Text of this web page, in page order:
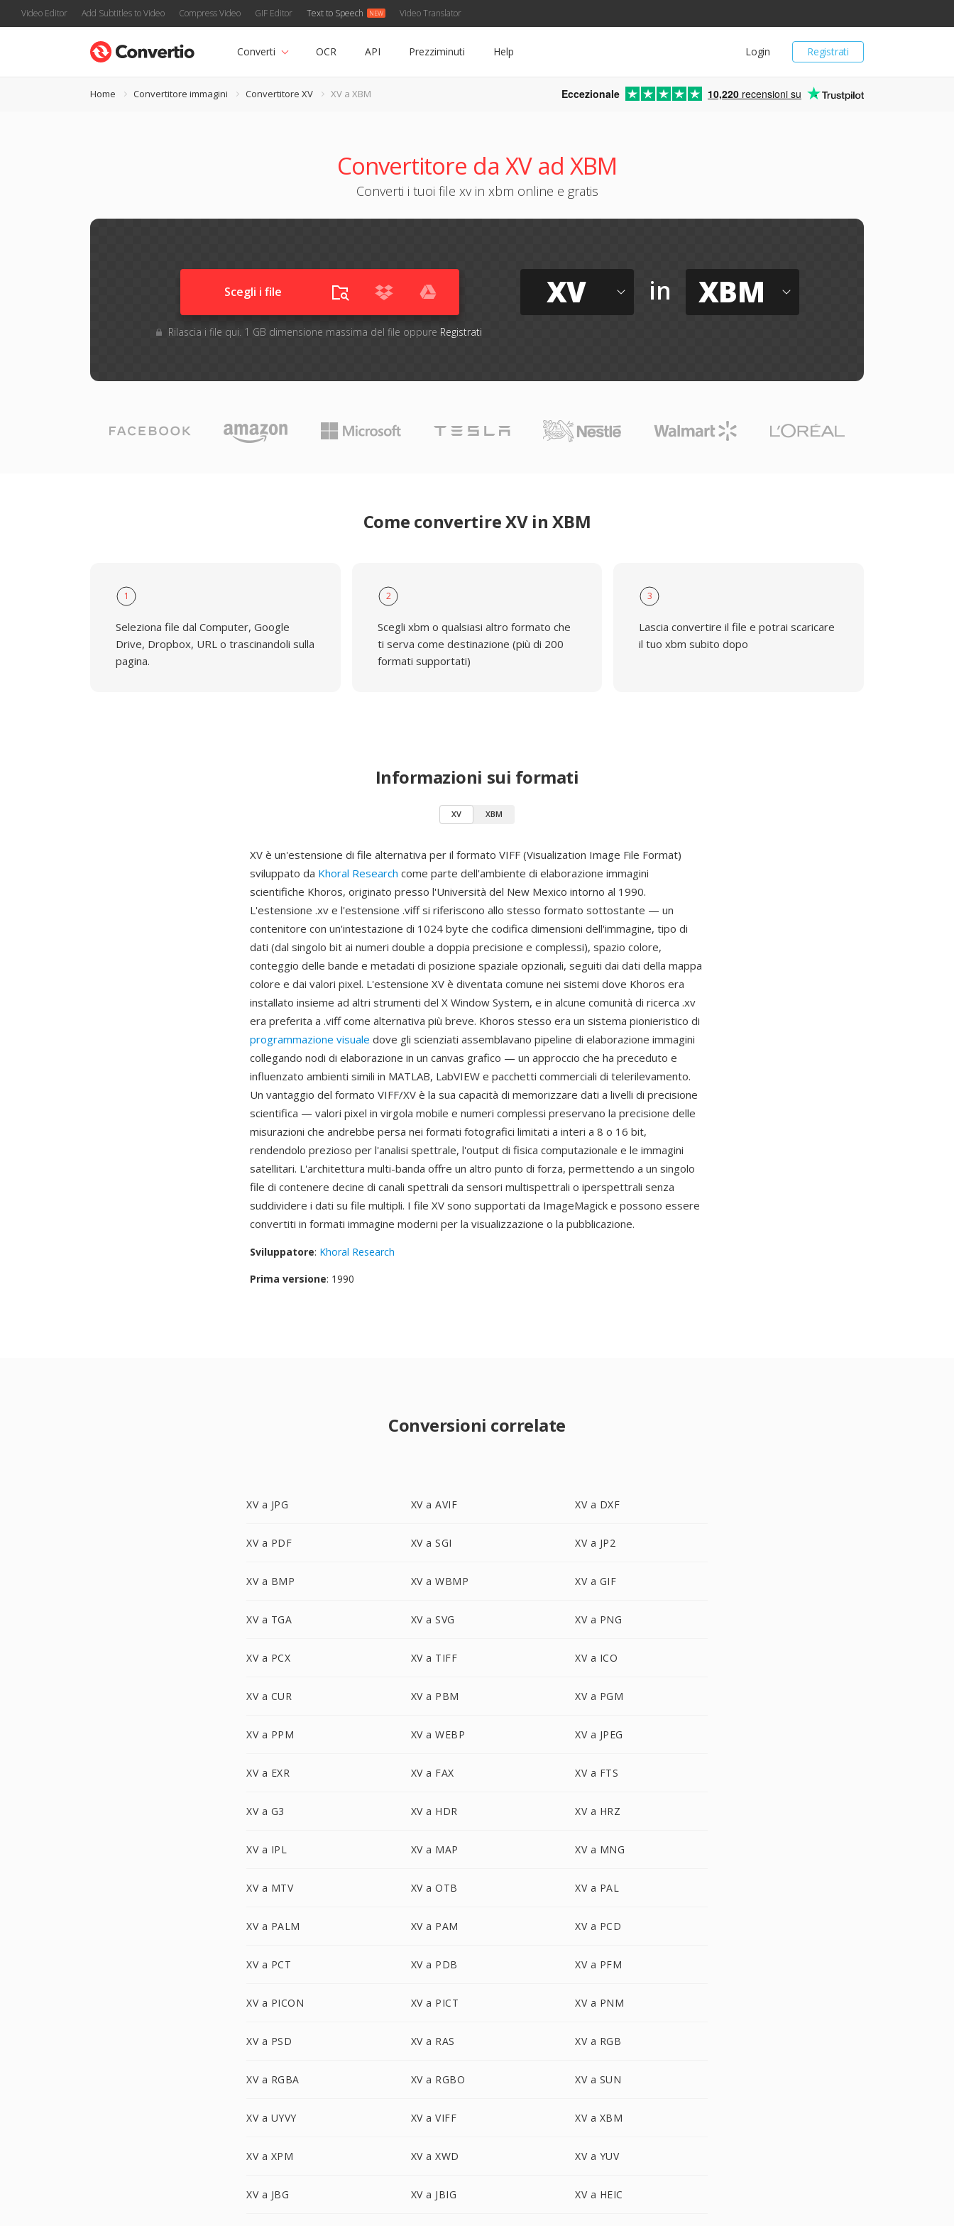
Video Editor Add Subtitles to Video Compress Video GIF Editor Text to Speech Video Translator
Registrati
Login
Converti OCR API Prezziminuti Help
Home Convertitore immagini Convertitore XV XV a XBM Eccezionale 10,220 recensioni su
Convertitore da XV ad XBM
Converti i tuoi file xv in xbm online e gratis
Scegli i file
Rilascia i file qui. 1 GB dimensione massima del file oppure Registrati
XV in XBM
Come convertire XV in XBM
1
Seleziona file dal Computer, Google
Drive, Dropbox, URL o trascinandoli sulla
pagina.
2
Scegli xbm o qualsiasi altro formato che
ti serva come destinazione (più di 200
formati supportati)
3
Lascia convertire il file e potrai scaricare
il tuo xbm subito dopo
Informazioni sui formati
XV XBM
XV è un'estensione di file alternativa per il formato VIFF (Visualization Image File Format)
sviluppato da Khoral Research come parte dell'ambiente di elaborazione immagini
scientifiche Khoros, originato presso l'Università del New Mexico intorno al 1990.
L'estensione .xv e l'estensione .viff si riferiscono allo stesso formato sottostante — un
contenitore con un'intestazione di 1024 byte che codifica dimensioni dell'immagine, tipo di
dati (dal singolo bit ai numeri double a doppia precisione e complessi), spazio colore,
conteggio delle bande e metadati di posizione spaziale opzionali, seguiti dai dati della mappa
colore e dai valori pixel. L'estensione XV è diventata comune nei sistemi dove Khoros era
installato insieme ad altri strumenti del X Window System, e in alcune comunità di ricerca .xv
era preferita a .viff come alternativa più breve. Khoros stesso era un sistema pionieristico di
programmazione visuale dove gli scienziati assemblavano pipeline di elaborazione immagini
collegando nodi di elaborazione in un canvas grafico — un approccio che ha preceduto e
influenzato ambienti simili in MATLAB, LabVIEW e pacchetti commerciali di telerilevamento.
Un vantaggio del formato VIFF/XV è la sua capacità di memorizzare dati a livelli di precisione
scientifica — valori pixel in virgola mobile e numeri complessi preservano la precisione delle
misurazioni che andrebbe persa nei formati fotografici limitati a interi a 8 o 16 bit,
rendendolo prezioso per l'analisi spettrale, l'output di fisica computazionale e le immagini
satellitari. L'architettura multi-banda offre un altro punto di forza, permettendo a un singolo
file di contenere decine di canali spettrali da sensori multispettrali o iperspettrali senza
suddividere i dati su file multipli. I file XV sono supportati da ImageMagick e possono essere
convertiti in formati immagine moderni per la visualizzazione o la pubblicazione.
Sviluppatore: Khoral Research
Prima versione: 1990
Conversioni correlate
XV a JPG XV a AVIF XV a DXF
XV a PDF XV a SGI XV a JP2
XV a BMP XV a WBMP XV a GIF
XV a TGA XV a SVG XV a PNG
XV a PCX XV a TIFF XV a ICO
XV a CUR XV a PBM XV a PGM
XV a PPM XV a WEBP XV a JPEG
XV a EXR XV a FAX XV a FTS
XV a G3 XV a HDR XV a HRZ
XV a IPL XV a MAP XV a MNG
XV a MTV XV a OTB XV a PAL
XV a PALM XV a PAM XV a PCD
XV a PCT XV a PDB XV a PFM
XV a PICON XV a PICT XV a PNM
XV a PSD XV a RAS XV a RGB
XV a RGBA XV a RGBO XV a SUN
XV a UYVY XV a VIFF XV a XBM
XV a XPM XV a XWD XV a YUV
XV a JBG XV a JBIG XV a HEIC